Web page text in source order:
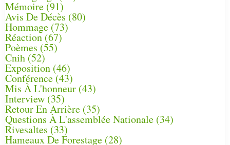
Mémoire (91)
Avis De Décès (80)
Hommage (73)
Réaction(67)
Poèmes (55)
Cnih (52)
Exposition (46)
Conférence(43)
Mis À L'honneur (43)
Interview (35)
Retour En Arrière (35)
Questions À L'assemblée Nationale (34)
Rivesaltes (33)
Hameaux De Forestage (28)